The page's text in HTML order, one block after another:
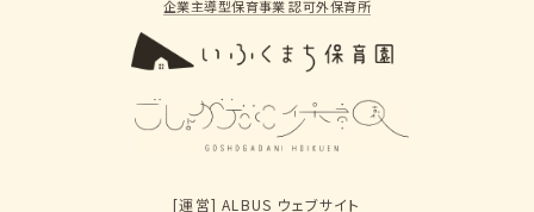
企業主導型保育事業 認可外保育所
[運営]ALBUS ウェブサイト